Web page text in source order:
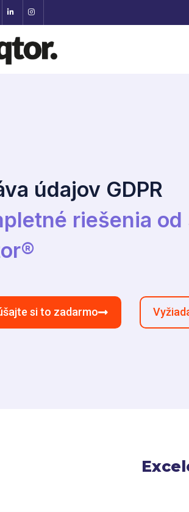
údajov GDPR
riešenia
si to zadarmo